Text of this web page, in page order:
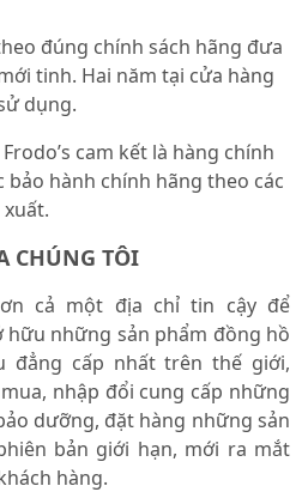
đúng chính sách hãng đưa
tinh. Hai năm tại cửa hàng
dụng.
cam kết là hàng chính
bảo hành chính hãng theo các
CHÚNG TÔI
cả một địa chỉ tin cậy để
hữu những sản phẩm đồng hồ
đẳng cấp nhất trên thế giới,
nhập đổi cung cấp những
dưỡng, đặt hàng những sản
bản giới hạn, mới ra mắt
hàng.